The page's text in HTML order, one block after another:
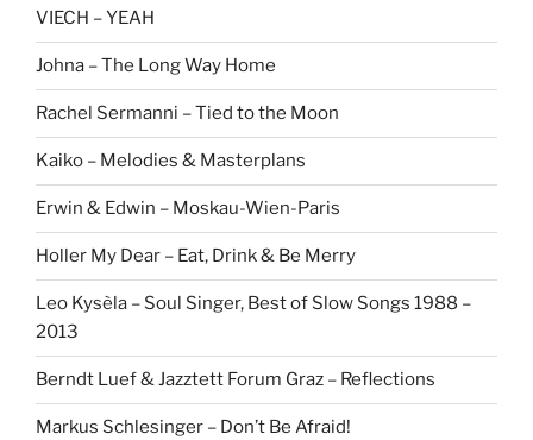
VIECH – YEAH
Johna – The Long Way Home
Rachel Sermanni – Tied to the Moon
Kaiko – Melodies & Masterplans
Erwin & Edwin – Moskau-Wien-Paris
Holler My Dear – Eat, Drink & Be Merry
Leo Kysèla – Soul Singer, Best of Slow Songs 1988 –
2013
Berndt Luef & Jazztett Forum Graz – Reflections
Markus Schlesinger – Don’t Be Afraid!